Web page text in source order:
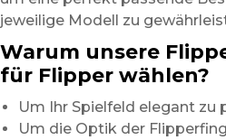
jeweilige Modell zu
Warum unsere
für Flipper wählen?
Um Ihr Spielfeld elegant zu
Um die Optik der